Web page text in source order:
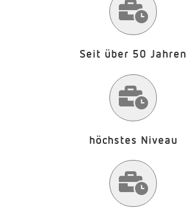
Seit über 50 Jahren
höchstes Niveau